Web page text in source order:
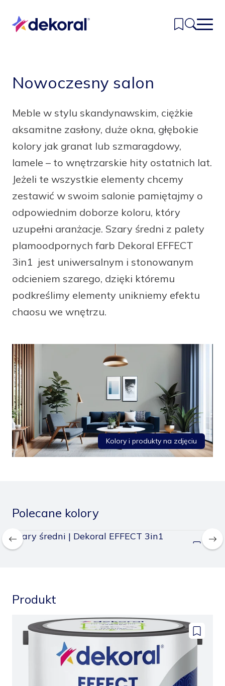
głównej
Inspiracje
Produkty
Znajdź sklep
Kontakt
facebookinstagrampinterestyoutube
Nowoczesny salon
Meble w stylu skandynawskim, ciężkie
aksamitne zasłony, duże okna, głębokie
kolory jak granat lub szmaragdowy,
lamele – to wnętrzarskie hity ostatnich lat.
Jeżeli te wszystkie elementy chcemy
zestawić w swoim salonie pamiętajmy o
odpowiednim doborze koloru, który
uzupełni aranżacje. Szary średni z palety
plamoodpornych farb Dekoral EFFECT
3in1 jest uniwersalnym i stonowanym
odcieniem szarego, dzięki któremu
podkreślimy elementy unikniemy efektu
chaosu we wnętrzu.
Kolory i produkty na zdjęciu
Polecane kolory
Dodaj
Szary średni | Dekoral EFFECT 3in1
Produkt
Dodaj